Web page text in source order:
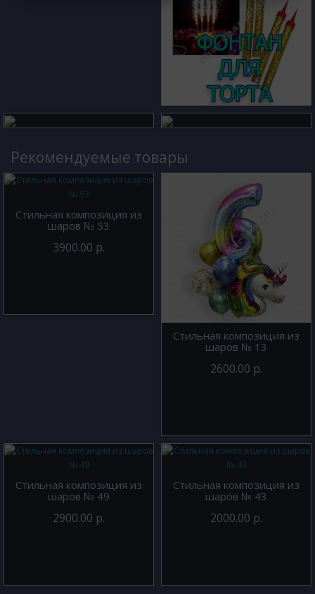
Рекомендуемые товары
Стильная композиция из
шаров № 53
3900.00 р.
Стильная композиция из
шаров № 13
2600.00 р.
Стильная композиция из
шаров № 49
2900.00 р.
Стильная композиция из
шаров № 43
2000.00 р.